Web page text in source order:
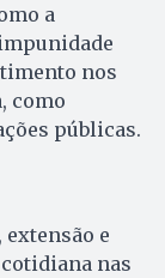
a
nos
como
públicas.
extensão e
nas